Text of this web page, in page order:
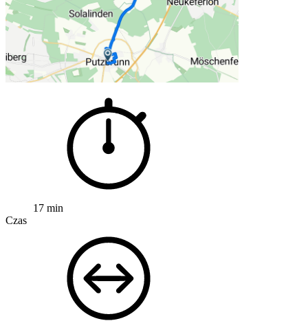
17 min
Czas